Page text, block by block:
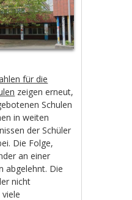
für die
zeigen erneut,
Schulen
in weiten
der Schüler
Die Folge,
an einer
abgelehnt. Die
nicht